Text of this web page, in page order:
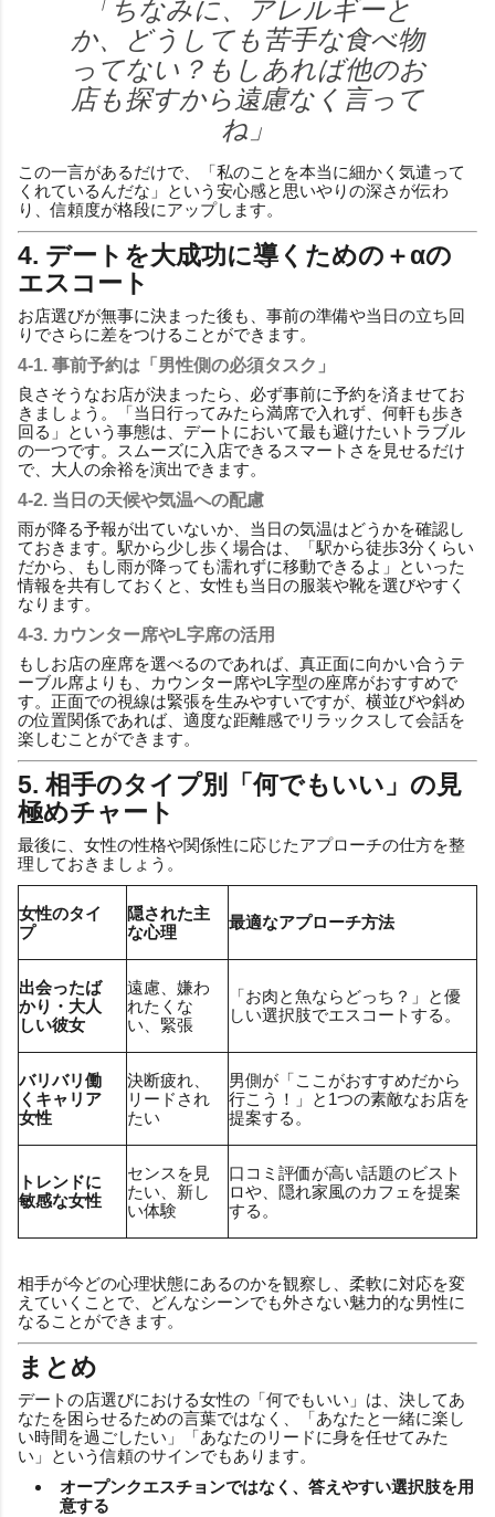
「ちなみに、アレルギーと
か、どうしても苦手な食べ物
ってない？もしあれば他のお
店も探すから遠慮なく言って
ね」
この一言があるだけで、「私のことを本当に細かく気遣って
くれているんだな」という安心感と思いやりの深さが伝わ
り、信頼度が格段にアップします。
4. デートを大成功に導くための＋αの
エスコート
お店選びが無事に決まった後も、事前の準備や当日の立ち回
りでさらに差をつけることができます。
4-1. 事前予約は「男性側の必須タスク」
良さそうなお店が決まったら、必ず事前に予約を済ませてお
きましょう。「当日行ってみたら満席で入れず、何軒も歩き
回る」という事態は、デートにおいて最も避けたいトラブル
の一つです。スムーズに入店できるスマートさを見せるだけ
で、大人の余裕を演出できます。
4-2. 当日の天候や気温への配慮
雨が降る予報が出ていないか、当日の気温はどうかを確認し
ておきます。駅から少し歩く場合は、「駅から徒歩3分くらい
だから、もし雨が降っても濡れずに移動できるよ」といった
情報を共有しておくと、女性も当日の服装や靴を選びやすく
なります。
4-3. カウンター席やL字席の活用
もしお店の座席を選べるのであれば、真正面に向かい合うテ
ーブル席よりも、カウンター席やL字型の座席がおすすめで
す。正面での視線は緊張を生みやすいですが、横並びや斜め
の位置関係であれば、適度な距離感でリラックスして会話を
楽しむことができます。
5. 相手のタイプ別「何でもいい」の見
極めチャート
最後に、女性の性格や関係性に応じたアプローチの仕方を整
理しておきましょう。
女性のタイ
プ
隠された主
な心理
最適なアプローチ方法
出会ったば
かり・大人
しい彼女
遠慮、嫌わ
れたくな
い、緊張
「お肉と魚ならどっち？」と優
しい選択肢でエスコートする。
バリバリ働
くキャリア
女性
決断疲れ、
リードされ
たい
男側が「ここがおすすめだから
行こう！」と1つの素敵なお店を
提案する。
トレンドに
敏感な女性
センスを見
たい、新し
い体験
口コミ評価が高い話題のビスト
ロや、隠れ家風のカフェを提案
する。
相手が今どの心理状態にあるのかを観察し、柔軟に対応を変
えていくことで、どんなシーンでも外さない魅力的な男性に
なることができます。
まとめ
デートの店選びにおける女性の「何でもいい」は、決してあ
なたを困らせるための言葉ではなく、「あなたと一緒に楽し
い時間を過ごしたい」「あなたのリードに身を任せてみた
い」という信頼のサインでもあります。
オープンクエスチョンではなく、答えやすい選択肢を用
意する